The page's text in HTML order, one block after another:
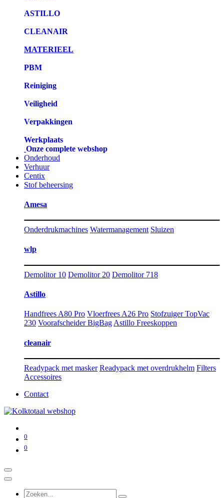
ASTILLO
CLEANAIR
MATERIEEL
PBM
Reiniging
Veiligheid
Verpakkingen
Werkplaats
Onze complete webshop
Onderhoud
Verhuur
Centix
Stof beheersing
Amesa
Onderdrukmachines Watermanagement Sluizen
wlp
Demolitor 10 Demolitor 20 Demolitor 718
Astillo
Handfrees A80 Pro Vloerfrees A26 Pro Stofzuiger TopVac
230 Voorafscheider BigBag Astillo Freeskoppen
cleanair
Readypack met masker Readypack met overdrukhelm Filters
Accessoires
Contact
0
0